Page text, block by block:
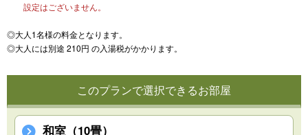
設定はございません。
◎大人1名様の料金となります。
◎大人には別途 210円 の入湯税がかかります。
このプランで選択できるお部屋
和室（10畳）